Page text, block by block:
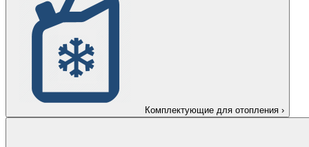
Комплектующие для отопления ›